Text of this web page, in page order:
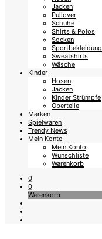
Jacken
Pullover
Schuhe
Shirts & Polos
Socken
Sportbekleidung
Sweatshirts
Wäsche
Kinder
Hosen
Jacken
Kinder Strümpfe
Oberteile
Marken
Spielwaren
Trendy News
Mein Konto
Mein Konto
Wunschliste
Warenkorb
0
0
Warenkorb